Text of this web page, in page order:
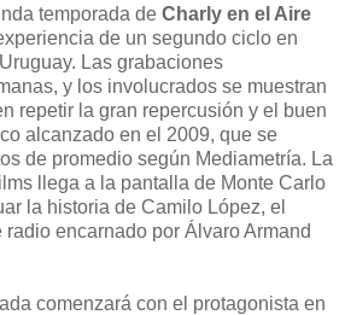
temporada de Charly en el Aire
de un segundo ciclo en
Las grabaciones
y los involucrados se muestran
repetir la gran repercusión y el buen
alcanzado en el 2009, que se
de promedio según Mediametría. La
llega a la pantalla de Monte Carlo
la historia de Camilo López, el
encarnado por Álvaro Armand
comenzará con el protagonista en